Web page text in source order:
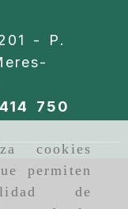
cookies
permiten
de
- P.
750